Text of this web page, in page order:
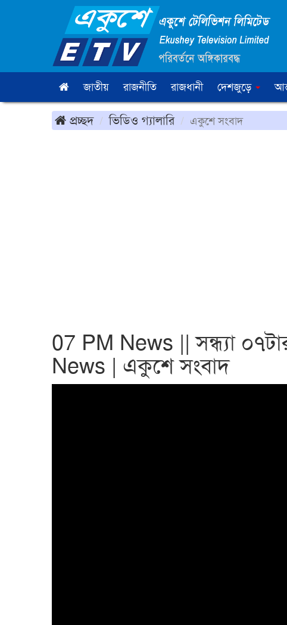
জাতীয় রাজনীতি রাজধানী দেশজুড়ে
প্রচ্ছদ ভিডিও গ্যালারি একুশে সংবাদ
07 PM News || সন্ধ্যা
News | একুশে সংবাদ